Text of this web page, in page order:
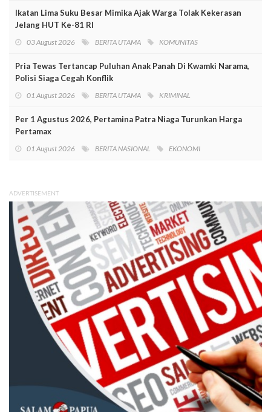
Ikatan Lima Suku Besar Mimika Ajak Warga Tolak Kekerasan
Jelang HUT Ke-81 RI
03 August 2026 BERITA UTAMA KOMUNITAS
Pria Tewas Tertancap Puluhan Anak Panah Di Kwamki Narama,
Polisi Siaga Cegah Konflik
01 August 2026 BERITA UTAMA KRIMINAL
Per 1 Agustus 2026, Pertamina Patra Niaga Turunkan Harga
Pertamax
01 August 2026 BERITA NASIONAL EKONOMI
ADVERTISEMENT